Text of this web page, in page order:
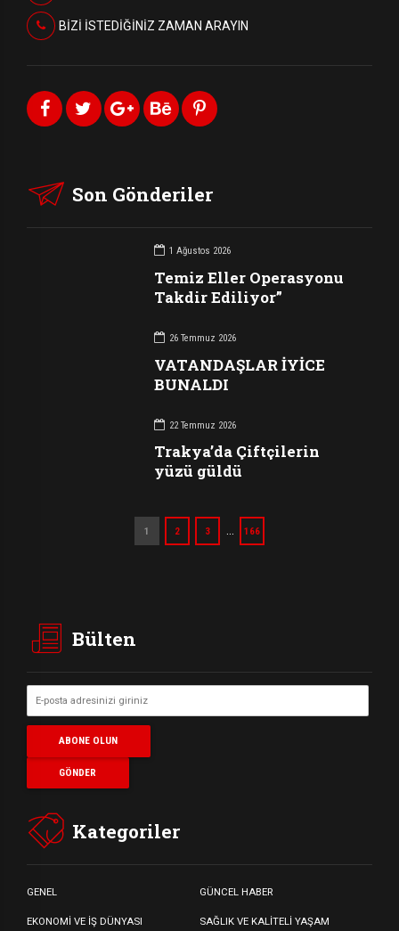
BİZİ İSTEDİĞİNİZ ZAMAN ARAYIN
Son Gönderiler
1 Ağustos 2026
Temiz Eller Operasyonu
Takdir Ediliyor”
26 Temmuz 2026
VATANDAŞLAR İYİCE
BUNALDI
22 Temmuz 2026
Trakya’da Çiftçilerin
yüzü güldü
1 2 3 166
Bülten
Kategoriler
GENEL GÜNCEL HABER
EKONOMİ VE İŞ DÜNYASI SAĞLIK VE KALİTELİ YAŞAM